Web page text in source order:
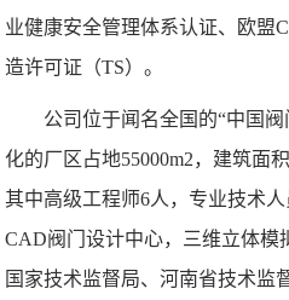
业健康安全管理体系认证、欧盟
造许可证（TS）。
公司位于闻名全国的“中国
化的厂区占地55000m2，建筑面
其中高级工程师6人，专业技术
CAD阀门设计中心，三维立体模
国家技术监督局、河南省技术监